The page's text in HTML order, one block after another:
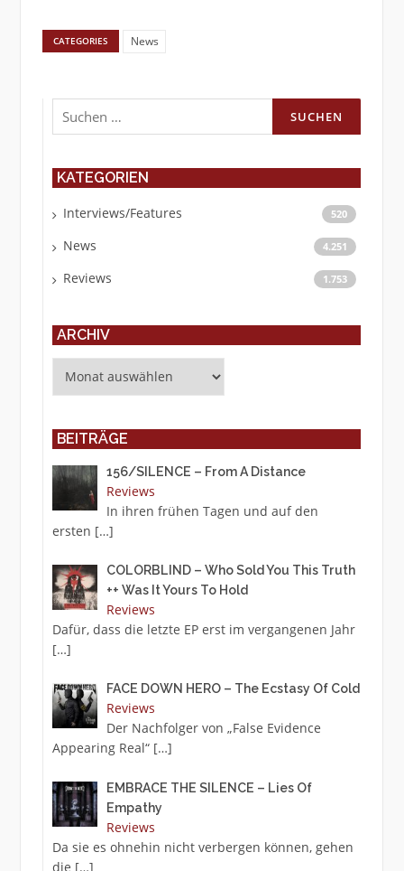
CATEGORIES News
Suchen
nach:
KATEGORIEN
Interviews/Features 520
News 4.251
Reviews 1.753
ARCHIV
BEITRÄGE
156/SILENCE – From A Distance
Reviews
In ihren frühen Tagen und auf den
ersten […]
COLORBLIND – Who Sold You This Truth
++ Was It Yours To Hold
Reviews
Dafür, dass die letzte EP erst im vergangenen Jahr
[…]
FACE DOWN HERO – The Ecstasy Of Cold
Reviews
Der Nachfolger von „False Evidence
Appearing Real“ […]
EMBRACE THE SILENCE – Lies Of
Empathy
Reviews
Da sie es ohnehin nicht verbergen können, gehen
die […]